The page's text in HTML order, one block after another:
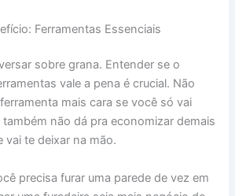
Ferramentas Essenciais
sobre grana. Entender se o
vale a pena é crucial. Não
mais cara se você só vai
também não dá pra economizar demais
vai te deixar na mão.
precisa furar uma parede de vez em